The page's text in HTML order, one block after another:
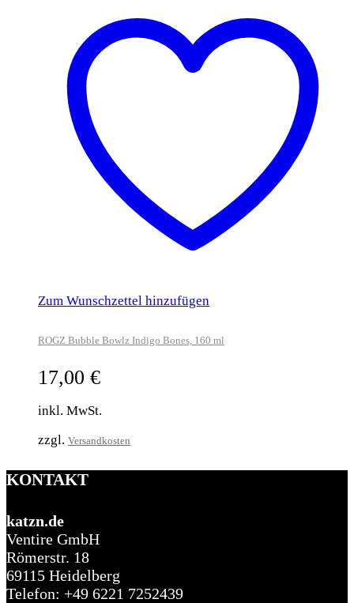
Zum Wunschzettel hinzufügen
ROGZ Bubble Bowlz Indigo Bones, 160 ml
17,00 €
inkl. MwSt.
zzgl. Versandkosten
KONTAKT
katzn.de
Ventire GmbH
Römerstr. 18
69115 Heidelberg
Telefon: +49 6221 7252439